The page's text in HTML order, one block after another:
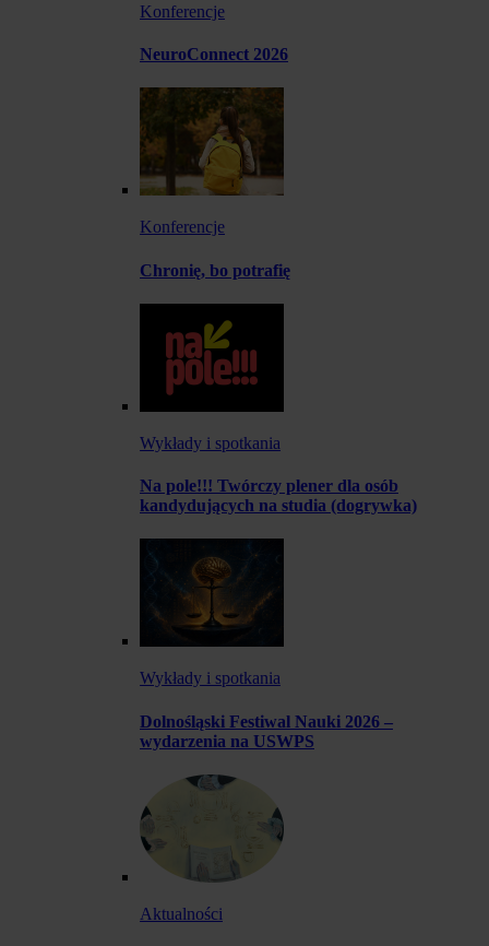
Konferencje
NeuroConnect 2026
Konferencje
Chronię, bo potrafię
Wykłady i spotkania
Na pole!!! Twórczy plener dla osób
kandydujących na studia (dogrywka)
Wykłady i spotkania
Dolnośląski Festiwal Nauki 2026 –
wydarzenia na USWPS
Aktualności